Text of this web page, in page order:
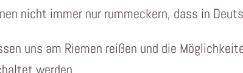
nicht immer nur rummeckern, dass in
uns am Riemen reißen und die
werden.